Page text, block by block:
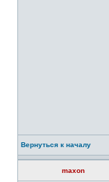
Вернуться к началу
maxon